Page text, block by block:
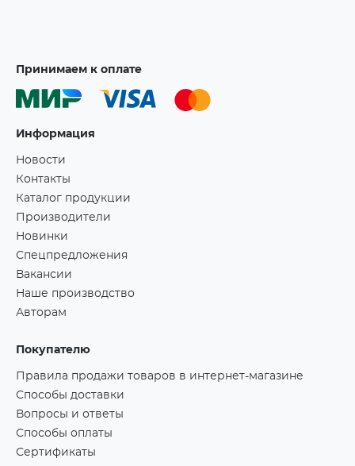
Принимаем к оплате
Информация
Новости
Контакты
Каталог продукции
Производители
Новинки
Спецпредложения
Вакансии
Наше производство
Авторам
Покупателю
Правила продажи товаров в интернет-магазине
Способы доставки
Вопросы и ответы
Способы оплаты
Сертификаты